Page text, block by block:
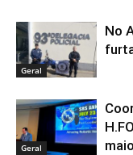
Geral
No
Geral